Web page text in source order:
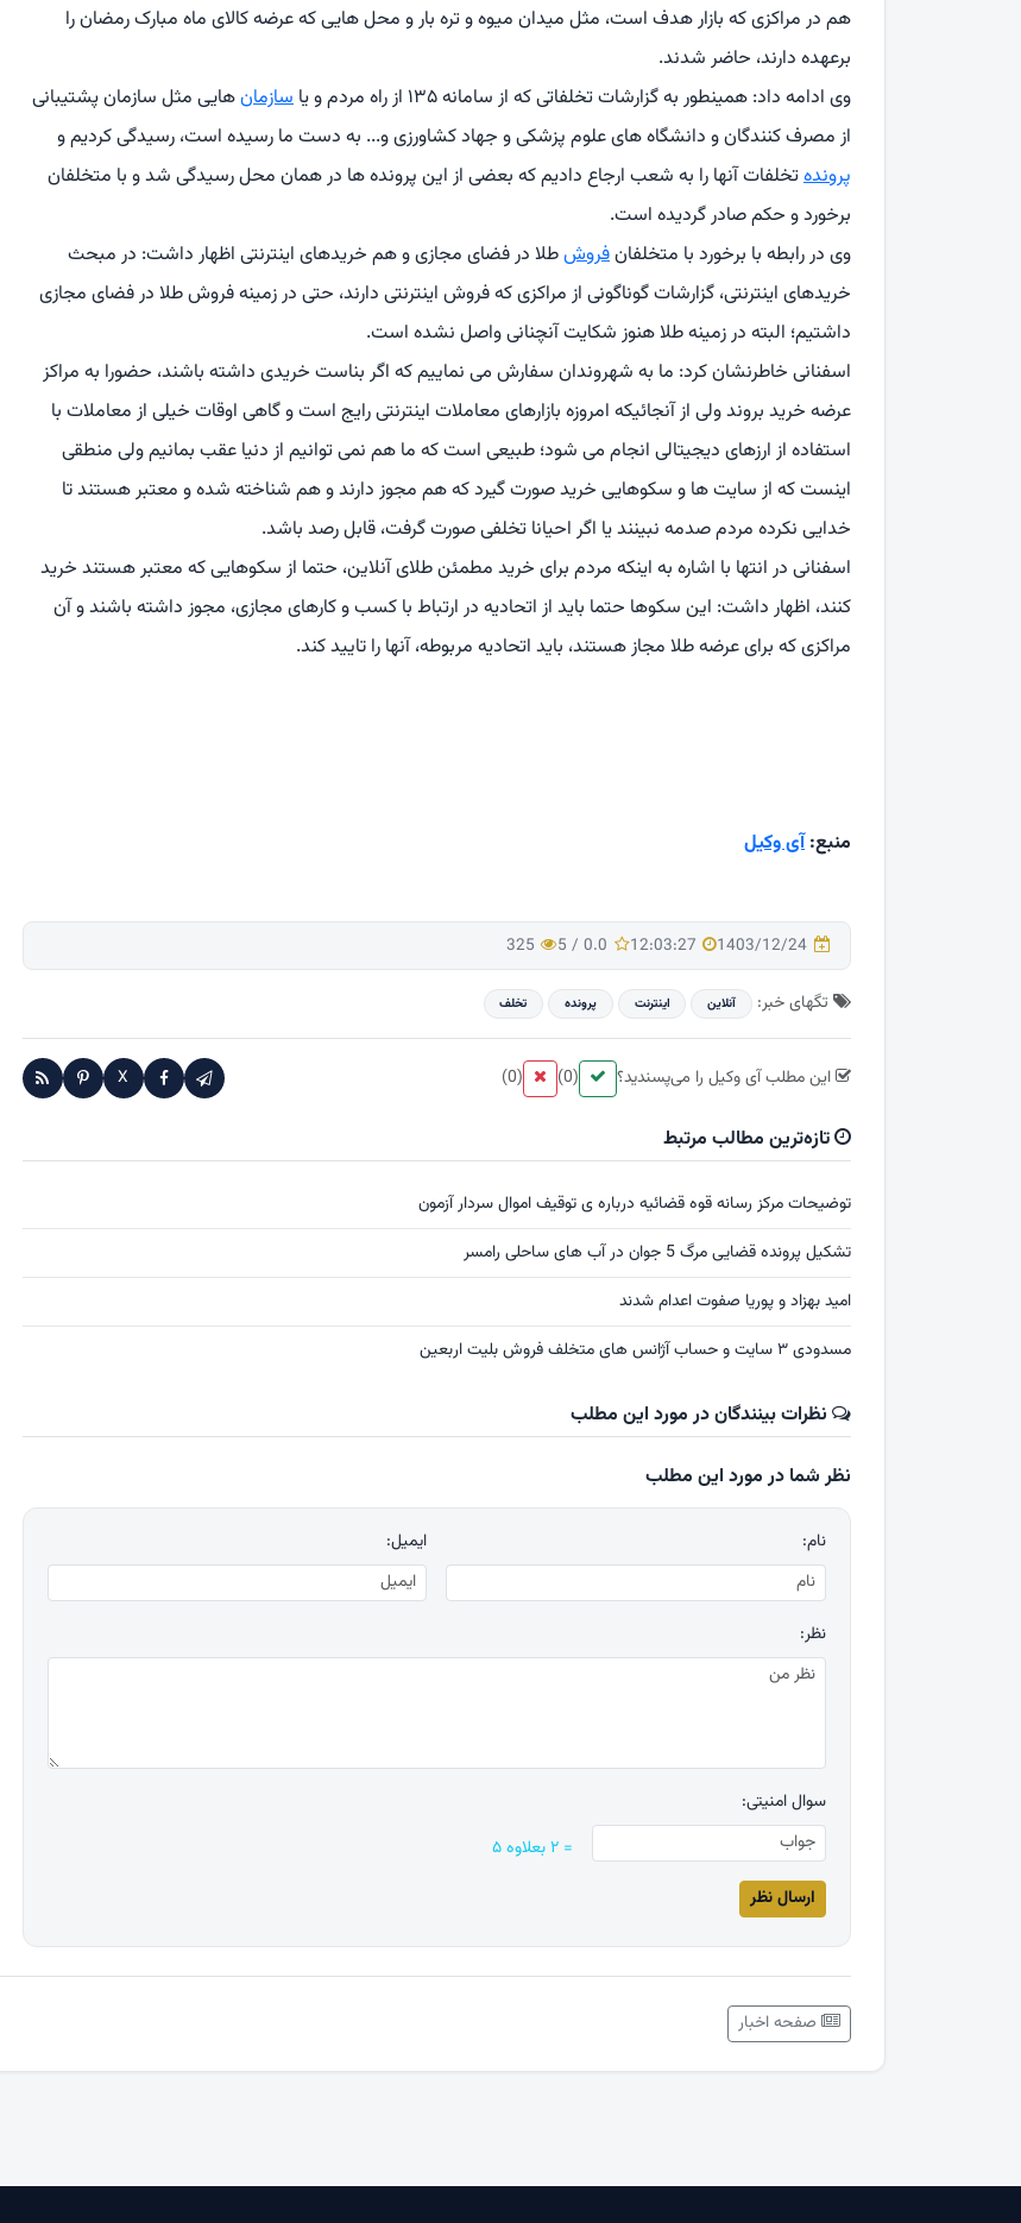
هم در مراکزی که بازار هدف است، مثل میدان میوه و تره بار و محل هایی که عرضه کالای ماه مبارک رمضان را
برعهده دارند، حاضر شدند.
وی ادامه داد: همینطور به گزارشات تخلفاتی که از سامانه ۱۳۵ از راه مردم و یا
سازمانهایی مثل سازمان پشتیبانی
از مصرف کنندگان و دانشگاه های علوم پزشکی و جهاد کشاورزی و... به دست ما رسیده است، رسیدگی کردیم و
پروندهتخلفات آنها را به شعب ارجاع دادیم که بعضی از این پرونده ها در همان محل رسیدگی شد و با متخلفان
برخورد و حکم صادر گردیده است.
وی در رابطه با برخورد با متخلفانفروشطلا در فضای مجازی و هم خریدهای اینترنتی اظهار داشت: در مبحث
خریدهای اینترنتی، گزارشات گوناگونی از مراکزی که فروش اینترنتی دارند، حتی در زمینه فروش طلا در فضای مجازی
داشتیم؛ البته در زمینه طلا هنوز شکایت آنچنانی واصل نشده است.
اسفنانی خاطرنشان کرد: ما به شهروندان سفارش می نماییم که اگر بناست خریدی داشته باشند، حضورا به مراکز
عرضه خرید بروند ولی از آنجائیکه امروزه بازارهای معاملات اینترنتی رایج است و گاهی اوقات خیلی از معاملات با
استفاده از ارزهای دیجیتالی انجام می شود؛ طبیعی است که ما هم نمی توانیم از دنیا عقب بمانیم ولی منطقی
اینست که از سایت ها و سکوهایی خرید صورت گیرد که هم مجوز دارند و هم شناخته شده و معتبر هستند تا
خدایی نکرده مردم صدمه نبینند یا اگر احیانا تخلفی صورت گرفت، قابل رصد باشد.
اسفنانی در انتها با اشاره به اینکه مردم برای خرید مطمئن طلای آنلاین، حتما از سکوهایی که معتبر هستند خرید
کنند، اظهار داشت: این سکوها حتما باید از اتحادیه در ارتباط با کسب و کارهای مجازی، مجوز داشته باشند و آن
مراکزی که برای عرضه طلا مجاز هستند، باید اتحادیه مربوطه، آنها را تایید کند.
منبع:آی وكیل
1403/12/24
12:03:27
0.0
/
5
325
تگهای خبر: آنلاین اینترنت پرونده تخلف
این مطلب آی وکیل را می‌پسندید؟ (0)
(0)
X
تازه‌ترین مطالب مرتبط
توضیحات مرکز رسانه قوه قضائیه درباره ی توقیف اموال سردار آزمون
تشکیل پرونده قضایی مرگ 5 جوان در آب های ساحلی رامسر
امید بهزاد و پوریا صفوت اعدام شدند
مسدودی ۳ سایت و حساب آژانس های متخلف فروش بلیت اربعین
نظرات بینندگان در مورد این مطلب
نظر شما در مورد این مطلب
نام: ایمیل:
نظر:
سوال امنیتی:
= ۲ بعلاوه ۵
صفحه اخبار